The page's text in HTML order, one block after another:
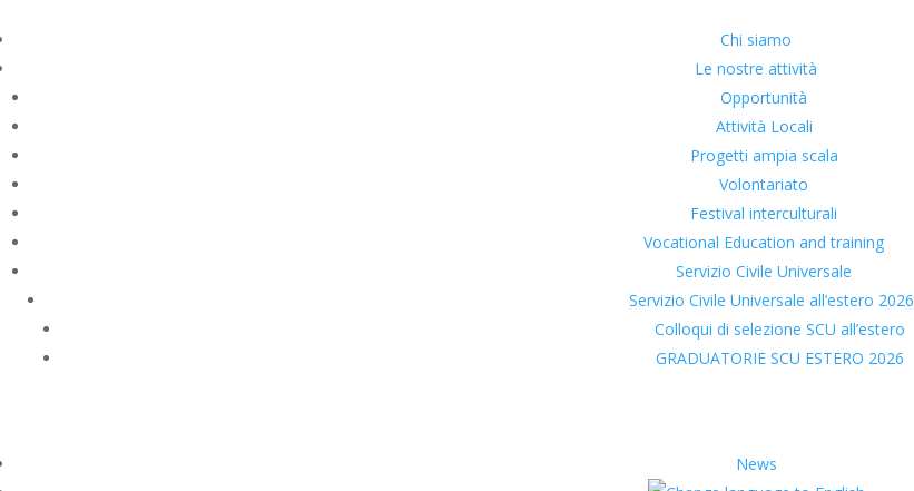
Chi siamo
Le nostre attività
Opportunità
Attività Locali
Progetti ampia scala
Volontariato
Festival interculturali
Vocational Education and training
Servizio Civile Universale
Servizio Civile Universale all’estero 2026
Colloqui di selezione SCU all’estero
GRADUATORIE SCU ESTERO 2026
News